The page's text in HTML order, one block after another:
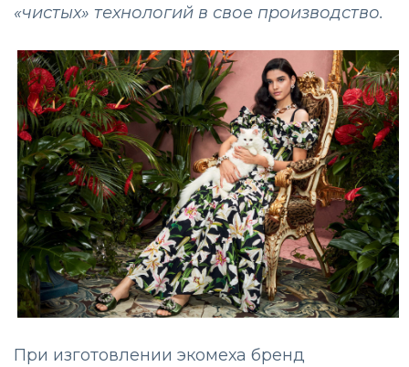
«чистых» технологий в свое производство.
При изготовлении экомеха бренд